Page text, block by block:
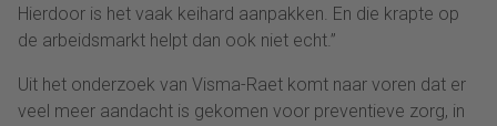
Hierdoor is het vaak keihard aanpakken. En die krapte op
de arbeidsmarkt helpt dan ook niet echt.”
Uit het onderzoek van Visma-Raet komt naar voren dat er
veel meer aandacht is gekomen voor preventieve zorg, in